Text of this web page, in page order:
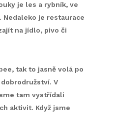
je les a rybník, ve
Nedaleko je restaurace
na jídlo, pivo či
tak to jasně volá po
V
tam vystřídali
aktivit. Když jsme